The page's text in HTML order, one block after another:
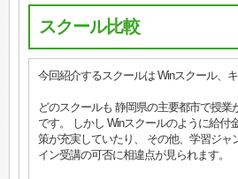
スクール比較
今回紹介するスクールは Winスクール、キ
どのスクールも 静岡県の主要都市で授業
です。 しかし Winスクールのように給付
策が充実していたり、 その他、学習ジャ
イン受講の可否に相違点が見られます。